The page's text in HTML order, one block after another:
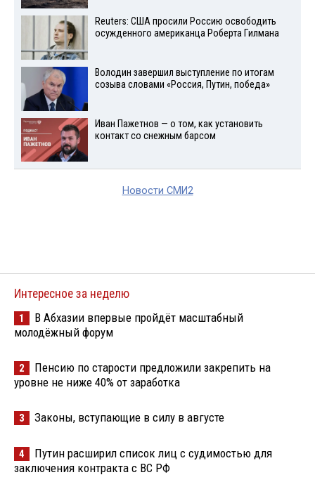
Reuters: США просили Россию освободить
осужденного американца Роберта Гилмана
Володин завершил выступление по итогам
созыва словами «Россия, Путин, победа»
Иван Пажетнов — о том, как установить
контакт со снежным барсом
Новости СМИ2
Интересное за неделю
1
В Абхазии впервые пройдёт масштабный
молодёжный форум
2
Пенсию по старости предложили закрепить на
уровне не ниже 40% от заработка
3 Законы, вступающие в силу в августе
4
Путин расширил список лиц с судимостью для
заключения контракта с ВС РФ